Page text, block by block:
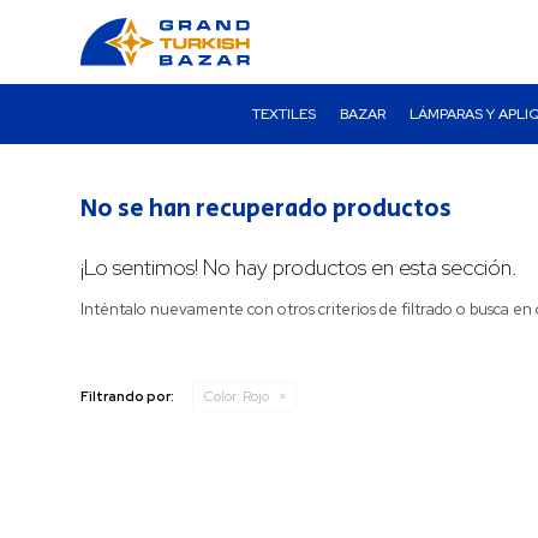
TEXTILES BAZAR LÁMPARAS Y
No se han recuperado productos
¡Lo sentimos! No hay productos en esta sección.
Inténtalo nuevamente con otros criterios de filtrado o busca en
Filtrando por: Color: Rojo